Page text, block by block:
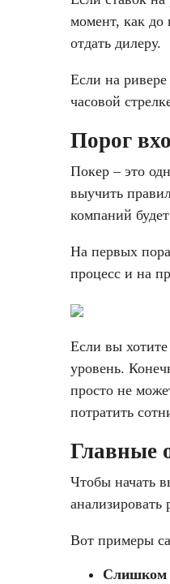
момент, как до
отдать дилеру.
Если на
часовой
Порог
Покер – это
выучить
компаний
На первых
процесс и на
Если вы
уровень.
просто не
потратить
Главные
Чтобы начать
Вот примеры
Слишком